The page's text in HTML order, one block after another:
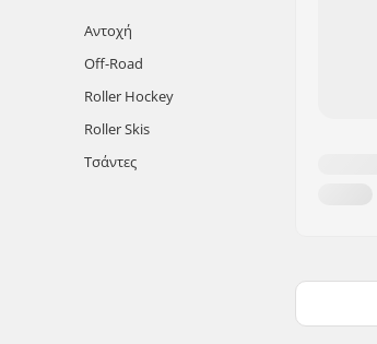
Αντοχή
Off-Road
Roller Hockey
Roller Skis
Τσάντες